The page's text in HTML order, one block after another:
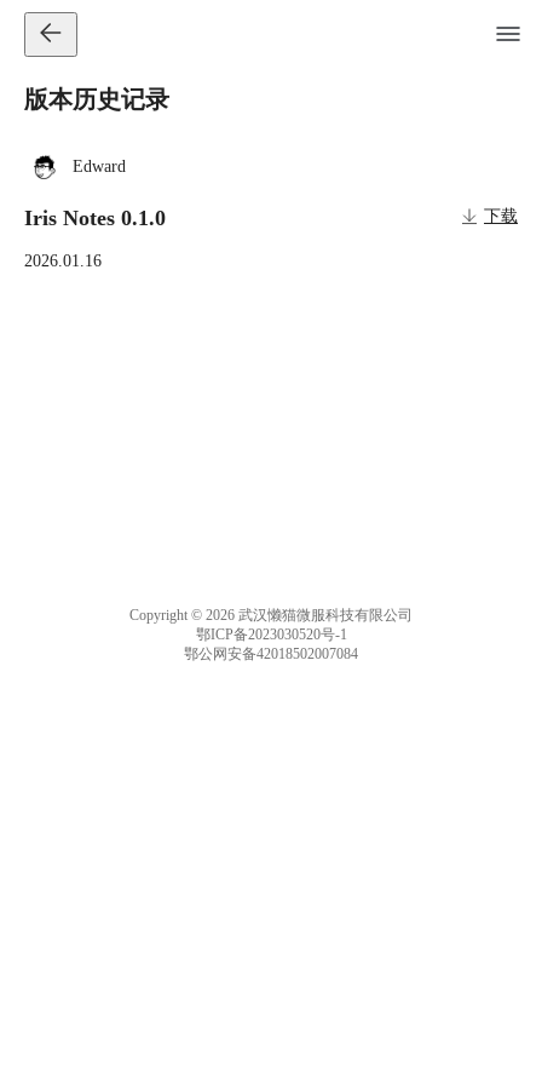
版本历史记录
Edward
Iris Notes 0.1.0 下载
2026.01.16
Copyright © 2026 武汉懒猫微服科技有限公司
鄂ICP备2023030520号-1
鄂公网安备42018502007084